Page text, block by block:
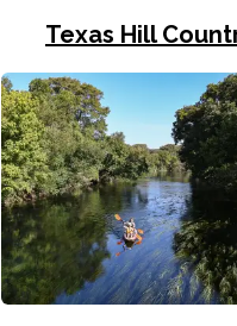
Texas Hill